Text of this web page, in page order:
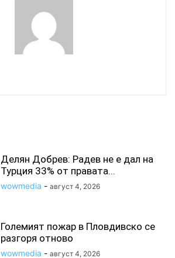
Делян Добрев: Радев не е дал на
Турция 33% от правата...
wowmedia - август 4, 2026
Големият пожар в Пловдивско се
разгоря отново
wowmedia - август 4, 2026